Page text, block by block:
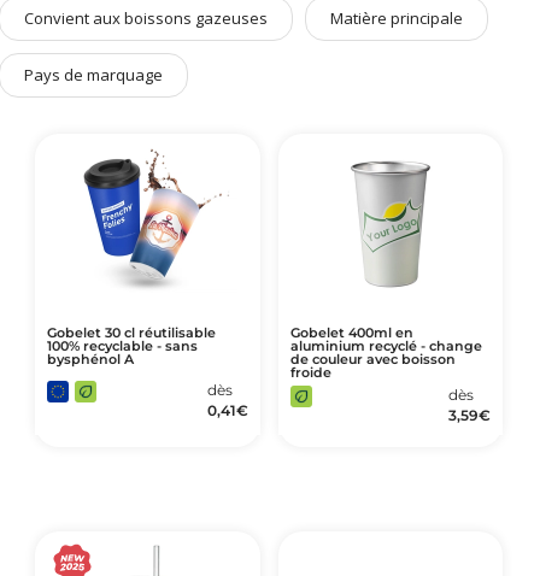
Art de Vivre à la Française
Plantes et Graines
Bien être & Sécurité
Accessoires Auto & Vélo
PLV & Mobiliers Pub
Packaging sur-mesure
Temps Forts de l'Année
Evénement Entreprise
Convient aux boissons gazeuses Matière principale
Pays de marquage
Gobelet 30 cl réutilisable
100% recyclable - sans
bysphénol A
dès
0,41€
Gobelet 400ml en
aluminium recyclé - change
de couleur avec boisson
froide
dès
3,59€